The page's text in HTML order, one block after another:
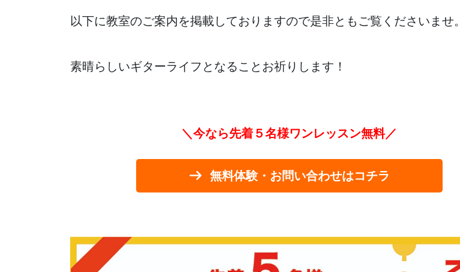
以下に教室のご案内を掲載しておりますので是非ともご覧くださいませ。
素晴らしいギターライフとなることお祈りします！
＼今なら先着５名様ワンレッスン無料／
無料体験・お問い合わせはコチラ